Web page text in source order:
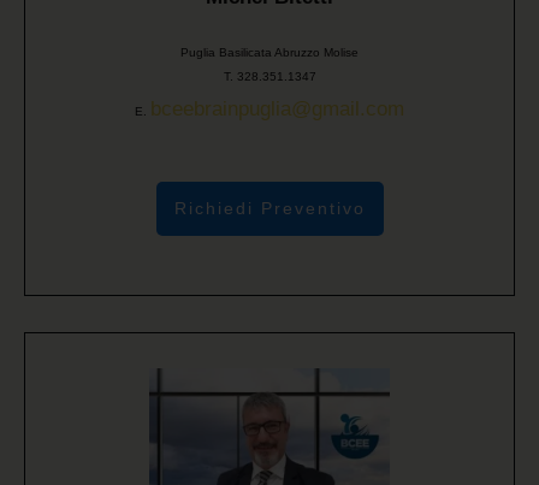
Puglia Basilicata Abruzzo Molise
T. 328.351.1347
E. bceebrainpuglia@gmail.com
Richiedi Preventivo